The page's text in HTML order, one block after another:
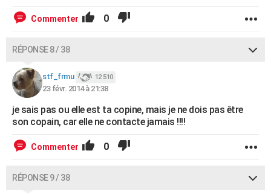
Commenter 0
RÉPONSE 8 / 38
stf_frmu 12 510
23 févr. 2014 à 21:38
je sais pas ou elle est ta copine, mais je ne dois pas être
son copain, car elle ne contacte jamais !!!!
Commenter 0
RÉPONSE 9 / 38